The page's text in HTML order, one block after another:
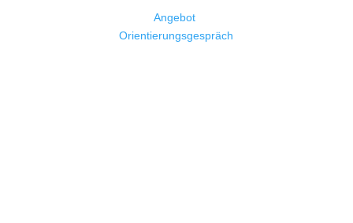
Angebot
Orientierungsgespräch